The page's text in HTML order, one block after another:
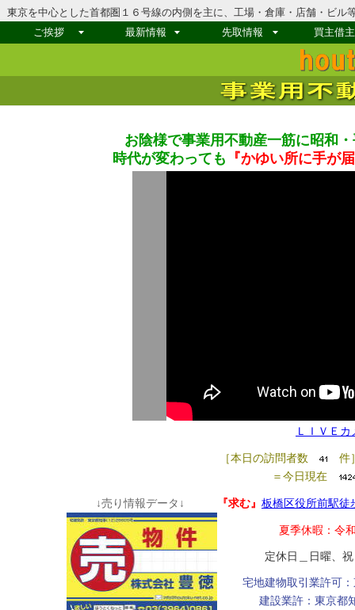
東京を中心とした首都圏１６号線の内側を主に、工場・倉庫・店舗・ビ
ご挨拶
最新情報
先取情報
買主借
買主・借
工場取得
家賃補助
お陰様で事業用不動産一筋に昭和
時代が変わっても 『かゆい所に手が
ＬＩＶＥ
［本日の訪問者数
件
＝今日現在
↓売り情報データ↓ 『求む』 板橋区役所前駅
夏季休暇：令
定休日＿日曜、
宅地建物取引業許可
建設業許：東京都